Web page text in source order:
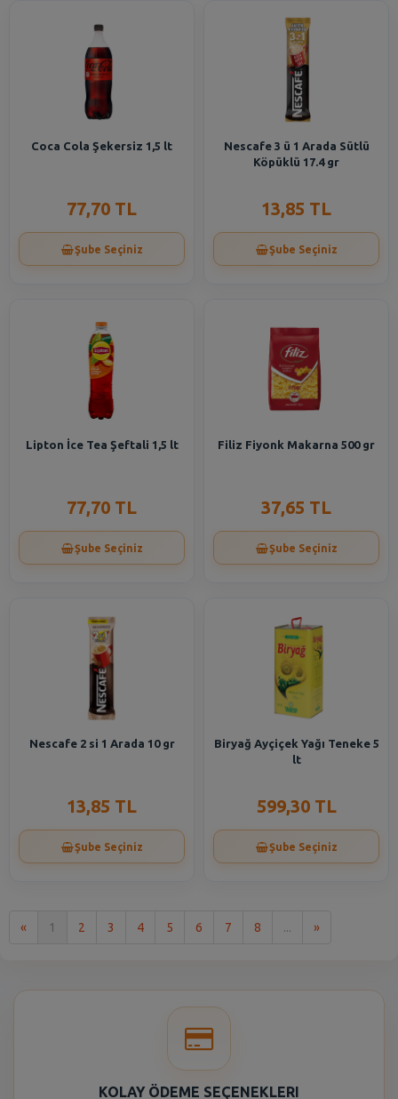
Coca Cola Şekersiz 1,5 lt
77,70 TL
Şube Seçiniz
Nescafe 3 ü 1 Arada Sütlü
Köpüklü 17.4 gr
13,85 TL
Şube Seçiniz
Lipton İce Tea Şeftali 1,5 lt
77,70 TL
Şube Seçiniz
Filiz Fiyonk Makarna 500 gr
37,65 TL
Şube Seçiniz
Nescafe 2 si 1 Arada 10 gr
13,85 TL
Şube Seçiniz
Biryağ Ayçiçek Yağı Teneke 5
lt
599,30 TL
Şube Seçiniz
« 1 2 3 4 5 6 7 8 ... »Son
KOLAY ÖDEME SEÇENEKLERI